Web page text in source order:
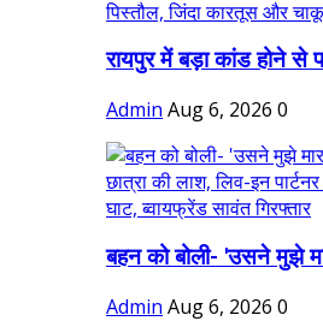
रायपुर में बड़ा कांड होने
Admin Aug 6, 2026 0
बहन को बोली- 'उसने मुझे
Admin Aug 6, 2026 0